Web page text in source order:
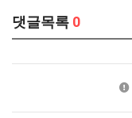
댓글목록 0